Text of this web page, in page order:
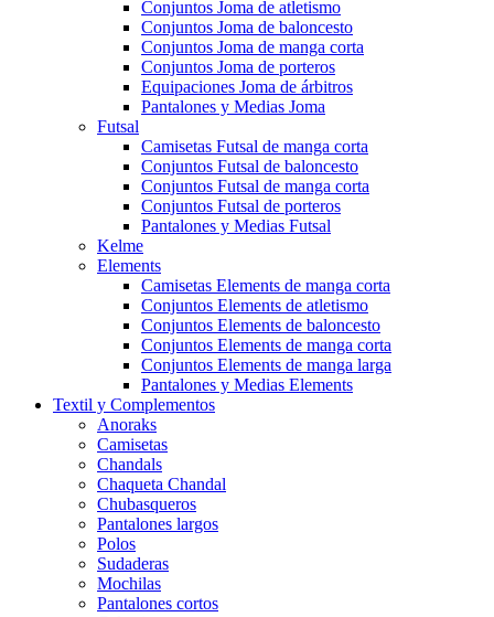
Conjuntos Joma de atletismo
Conjuntos Joma de baloncesto
Conjuntos Joma de manga corta
Conjuntos Joma de porteros
Equipaciones Joma de árbitros
Pantalones y Medias Joma
Futsal
Camisetas Futsal de manga corta
Conjuntos Futsal de baloncesto
Conjuntos Futsal de manga corta
Conjuntos Futsal de porteros
Pantalones y Medias Futsal
Kelme
Elements
Camisetas Elements de manga corta
Conjuntos Elements de atletismo
Conjuntos Elements de baloncesto
Conjuntos Elements de manga corta
Conjuntos Elements de manga larga
Pantalones y Medias Elements
Textil y Complementos
Anoraks
Camisetas
Chandals
Chaqueta Chandal
Chubasqueros
Pantalones largos
Polos
Sudaderas
Mochilas
Pantalones cortos